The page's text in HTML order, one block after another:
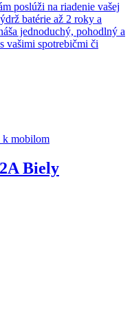
poslúži na riadenie vašej
batérie až 2 roky a
jednoduchý, pohodlný a
vašimi spotrebičmi či
k mobilom
Biely